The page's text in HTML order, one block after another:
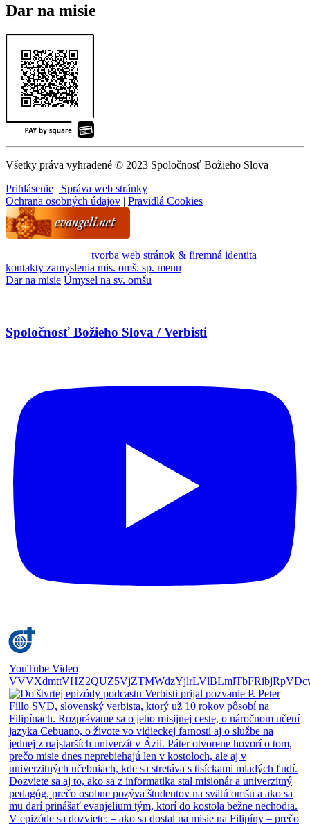
Dar na misie
Všetky práva vyhradené © 2023 Spoločnosť Božieho Slova
Prihlásenie | Správa web stránky
Ochrana osobných údajov | Pravidlá Cookies
tvorba web stránok & firemná identita
kontakty zamyslenia mis. omš. sp. menu
Dar na misie Úmysel na sv. omšu
Spoločnosť Božieho Slova / Verbisti
YouTube Video